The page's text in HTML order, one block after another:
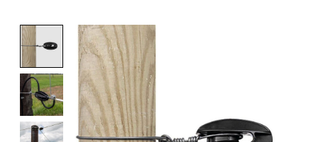
Product image slideshow Items